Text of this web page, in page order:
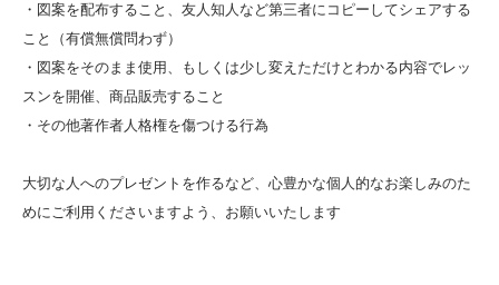
・図案を配布すること、友人知人など第三者にコピーしてシェアする
こと（有償無償問わず）
・図案をそのまま使用、もしくは少し変えただけとわかる内容でレッ
スンを開催、商品販売すること
・その他著作者人格権を傷つける行為
大切な人へのプレゼントを作るなど、心豊かな個人的なお楽しみのた
めにご利用くださいますよう、お願いいたします